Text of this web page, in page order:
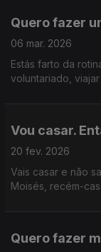
Quero fazer
06 mar. 2026
Estás farto da
voluntariado,
Vou casar.
20 fev. 2026
Vais casar e não
Moisés, recém-
Quero fazer